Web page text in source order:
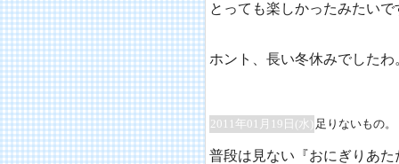
とっても楽しかったみたいで
ホント、長い冬休みでしたわ
2011年01月19日(水) 足りないもの。
普段は見ない『おにぎりあ